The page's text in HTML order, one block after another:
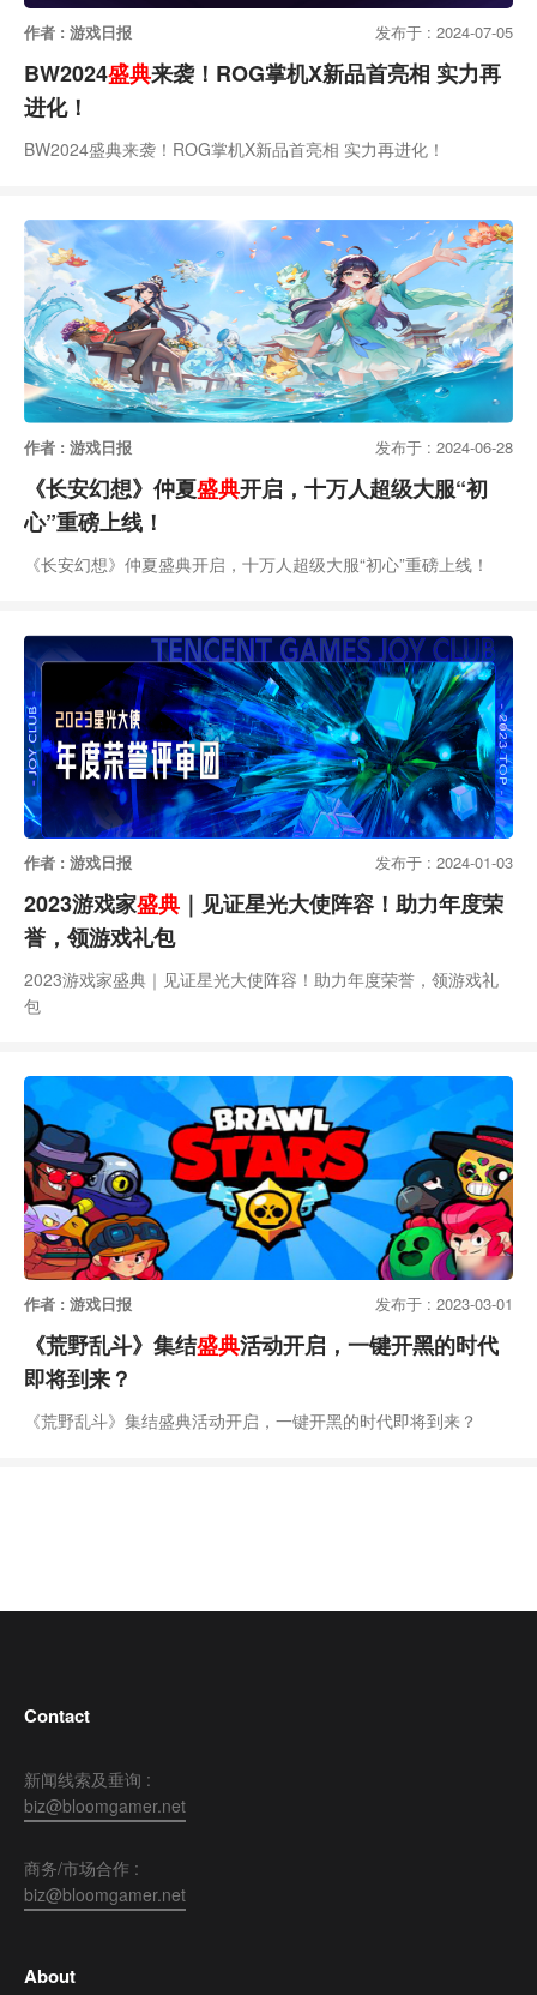
作者 : 游戏日报 发布于 : 2024-07-05
BW2024盛典来袭！ROG掌机X新品首亮相 实力再
进化！
BW2024盛典来袭！ROG掌机X新品首亮相 实力再进化！
作者 : 游戏日报 发布于 : 2024-06-28
《长安幻想》仲夏盛典开启，十万人超级大服“初
心”重磅上线！
《长安幻想》仲夏盛典开启，十万人超级大服“初心”重磅上线！
作者 : 游戏日报 发布于 : 2024-01-03
2023游戏家盛典 ｜见证星光大使阵容！助力年度荣
誉，领游戏礼包
2023游戏家盛典｜见证星光大使阵容！助力年度荣誉，领游戏礼
包
作者 : 游戏日报 发布于 : 2023-03-01
《荒野乱斗》集结盛典活动开启，一键开黑的时代
即将到来？
《荒野乱斗》集结盛典活动开启，一键开黑的时代即将到来？
Contact
新闻线索及垂询 :
biz@bloomgamer.net
商务/市场合作 :
biz@bloomgamer.net
About